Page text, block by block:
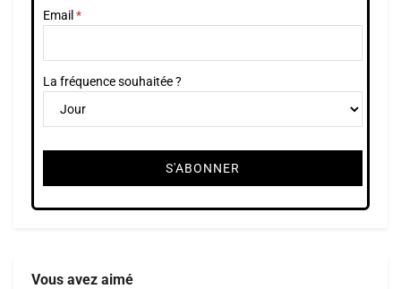
Email
La fréquence souhaitée ?
Vous avez aimé